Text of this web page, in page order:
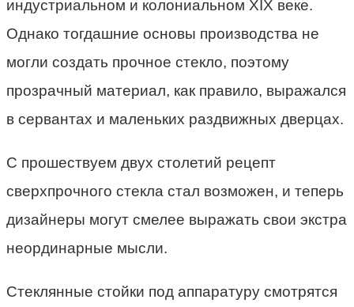
индустриальном и колониальном XIX веке.
Однако тогдашние основы производства не
могли создать прочное стекло, поэтому
прозрачный материал, как правило, выражался
в сервантах и ​​маленьких раздвижных дверцах.
С прошествуем двух столетий рецепт
сверхпрочного стекла стал возможен, и теперь
дизайнеры могут смелее выражать свои экстра
неординарные мысли.
Стеклянные стойки под аппаратуру смотрятся